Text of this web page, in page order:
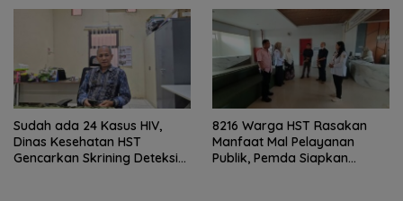
Sudah ada 24 Kasus HIV,
Dinas Kesehatan HST
Gencarkan Skrining Deteksi
8216 Warga HST Rasakan
Manfaat Mal Pelayanan
Publik, Pemda Siapkan